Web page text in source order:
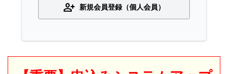
person_add 新規会員登録（個人会員）